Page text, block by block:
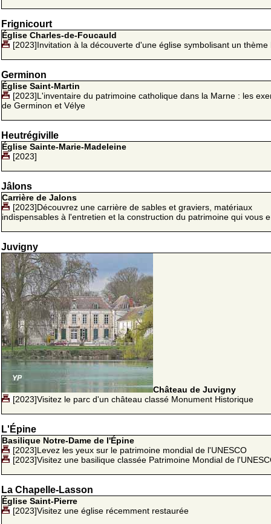
Frignicourt
Église Charles-de-Foucauld
[2023]Invitation à la découverte d'une église symbolisant un thème
Germinon
Église Saint-Martin
[2023]L'inventaire du patrimoine catholique dans la Marne : les
de Germinon et Vélye
Heutrégiville
Église Sainte-Marie-Madeleine
[2023]
Jâlons
Carrière de Jalons
[2023]Découvrez une carrière de sables et graviers, matériaux
indispensables à l'entretien et la construction du patrimoine qui vous
Juvigny
Château de Juvigny
[2023]Visitez le parc d'un château classé Monument Historique
L'Épine
Basilique Notre-Dame de l'Épine
[2023]Levez les yeux sur le patrimoine mondial de l'UNESCO
[2023]Visitez une basilique classée Patrimoine Mondial de
La Chapelle-Lasson
Église Saint-Pierre
[2023]Visitez une église récemment restaurée